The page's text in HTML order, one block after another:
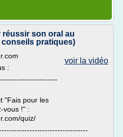
réussir son oral au
pratiques)
voir la vidéo
:
"Fais pour les
vous !" :
quiz/